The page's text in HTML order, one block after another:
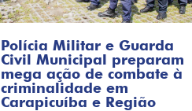
Polícia Militar e Guarda
Civil Municipal preparam
mega ação de combate à
criminalidade em
Carapicuíba e Região